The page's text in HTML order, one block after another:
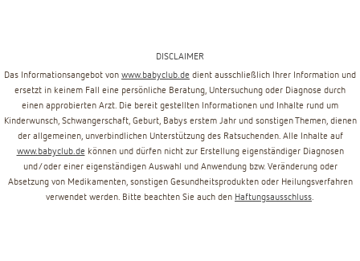
DISCLAIMER
Das Informationsangebot von www.babyclub.de dient ausschließlich Ihrer Information und
ersetzt in keinem Fall eine persönliche Beratung, Untersuchung oder Diagnose durch
einen approbierten Arzt. Die bereit gestellten Informationen und Inhalte rund um
Kinderwunsch, Schwangerschaft, Geburt, Babys erstem Jahr und sonstigen Themen, dienen
der allgemeinen, unverbindlichen Unterstützung des Ratsuchenden. Alle Inhalte auf
www.babyclub.de können und dürfen nicht zur Erstellung eigenständiger Diagnosen
und/oder einer eigenständigen Auswahl und Anwendung bzw. Veränderung oder
Absetzung von Medikamenten, sonstigen Gesundheitsprodukten oder Heilungsverfahren
verwendet werden. Bitte beachten Sie auch den Haftungsausschluss.